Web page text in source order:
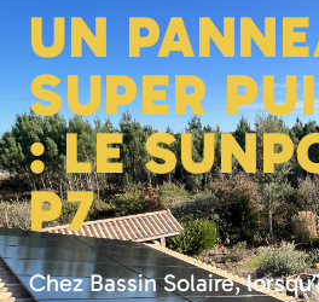
UN
SUPER
: LE
P7
Chez Bassin Solaire,